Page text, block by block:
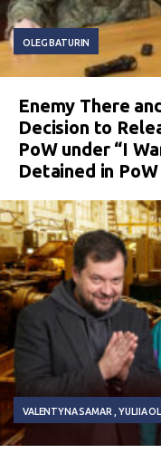
OLEG BATURIN
Enemy There
Decision to
PoW under “I
Detained in
VALENTYNA SAMAR YULIIA